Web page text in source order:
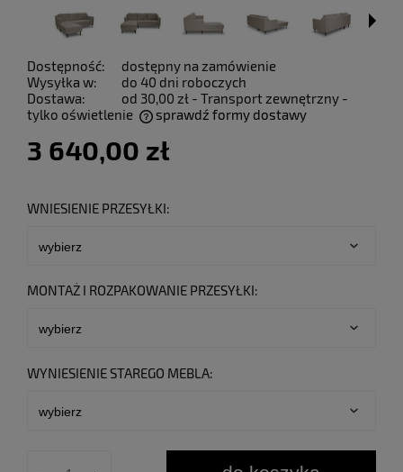
Dostępność:
dostępny na zamówienie
Wysyłka w:
do 40 dni roboczych
Dostawa:
od 30,00 zł - Transport zewnętrzny -
tylko oświetlenie
sprawdź formy dostawy
3 640,00 zł
WNIESIENIE PRZESYŁKI:
MONTAŻ I ROZPAKOWANIE PRZESYŁKI:
WYNIESIENIE STAREGO MEBLA: